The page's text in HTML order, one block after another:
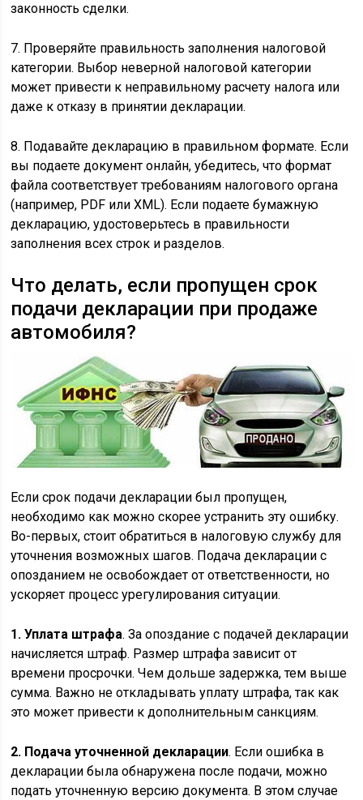
законность сделки.
7. Проверяйте правильность заполнения налоговой
категории. Выбор неверной налоговой категории
может привести к неправильному расчету налога или
даже к отказу в принятии декларации.
8. Подавайте декларацию в правильном формате. Если
вы подаете документ онлайн, убедитесь, что формат
файла соответствует требованиям налогового органа
(например, PDF или XML). Если подаете бумажную
декларацию, удостоверьтесь в правильности
заполнения всех строк и разделов.
Что делать, если пропущен срок
подачи декларации при продаже
автомобиля?
Если срок подачи декларации был пропущен,
необходимо как можно скорее устранить эту ошибку.
Во-первых, стоит обратиться в налоговую службу для
уточнения возможных шагов. Подача декларации с
опозданием не освобождает от ответственности, но
ускоряет процесс урегулирования ситуации.
1. Уплата штрафа. За опоздание с подачей декларации
начисляется штраф. Размер штрафа зависит от
времени просрочки. Чем дольше задержка, тем выше
сумма. Важно не откладывать уплату штрафа, так как
это может привести к дополнительным санкциям.
2. Подача уточненной декларации. Если ошибка в
декларации была обнаружена после подачи, можно
подать уточненную версию документа. В этом случае